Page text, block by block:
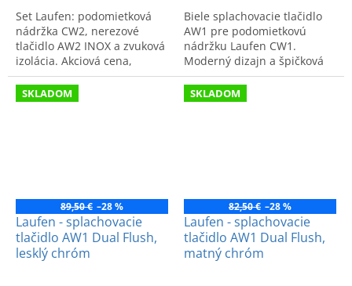
Set Laufen: podomietková
nádržka CW2, nerezové
tlačidlo AW2 INOX a zvuková
izolácia. Akciová cena,
vysoká kvalita a tichá
prevádzka.
Biele splachovacie tlačidlo
AW1 pre podomietkovú
nádržku Laufen CW1.
Moderný dizajn a špičková
kvalita pre vašu kúpeľňu.
SKLADOM
89,50 € –28 %
Laufen - splachovacie
tlačidlo AW1 Dual Flush,
lesklý chróm
SKLADOM
82,50 € –28 %
Laufen - splachovacie
tlačidlo AW1 Dual Flush,
matný chróm